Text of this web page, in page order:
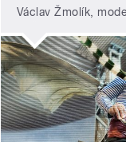
Václav Žmolík,